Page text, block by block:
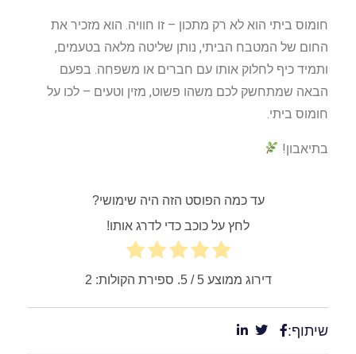
חומוס ביתי הוא לא רק מתכון – זו חוויה. הוא מזכיר את
החום של המטבח הביתי, נותן שליטה מלאה בטעמים,
ותמיד כיף לחלוק אותו עם חברים או משפחה. בפעם
הבאה שמתחשק לכם משהו פשוט, מזין וטעים – לכו על
חומוס ביתי.
בתיאבון!
עד כמה הפוסט הזה היה שימושי?
לחץ על כוכב כדי לדרג אותו!
דירוג ממוצע5 / 5. ספירת הקולות: 2
שיתוף: